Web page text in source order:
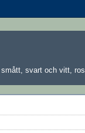
svart och vitt,